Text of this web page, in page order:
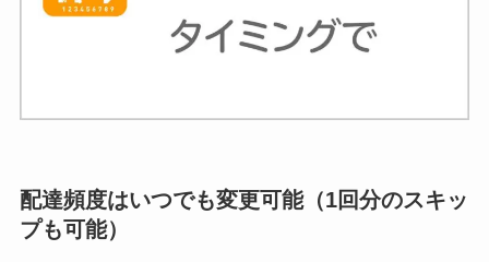
配達頻度はいつでも変更可能（1回分のスキッ
プも可能）